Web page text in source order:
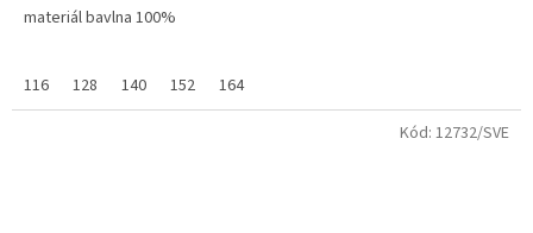
hvězdiček.
materiál bavlna 100%
116 128 140 152 164
Kód: 12732/SVE